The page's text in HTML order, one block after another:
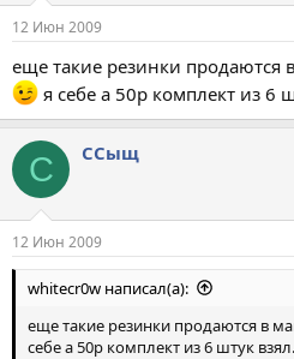
12 Июн 2009
еще такие резинки продаются
я себе а 50р комплект из 6
С ССыщ
12 Июн 2009
whitecr0w написал(а):
еще такие резинки продаются в
себе а 50р комплект из 6 штук взял.